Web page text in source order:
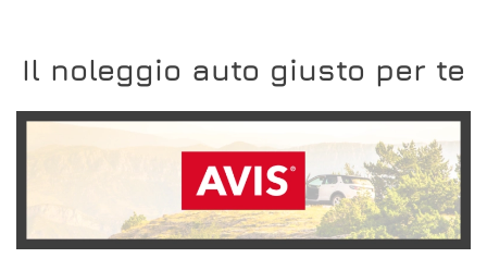
Il noleggio auto giusto per te
SCOPRI L'OFFERTA